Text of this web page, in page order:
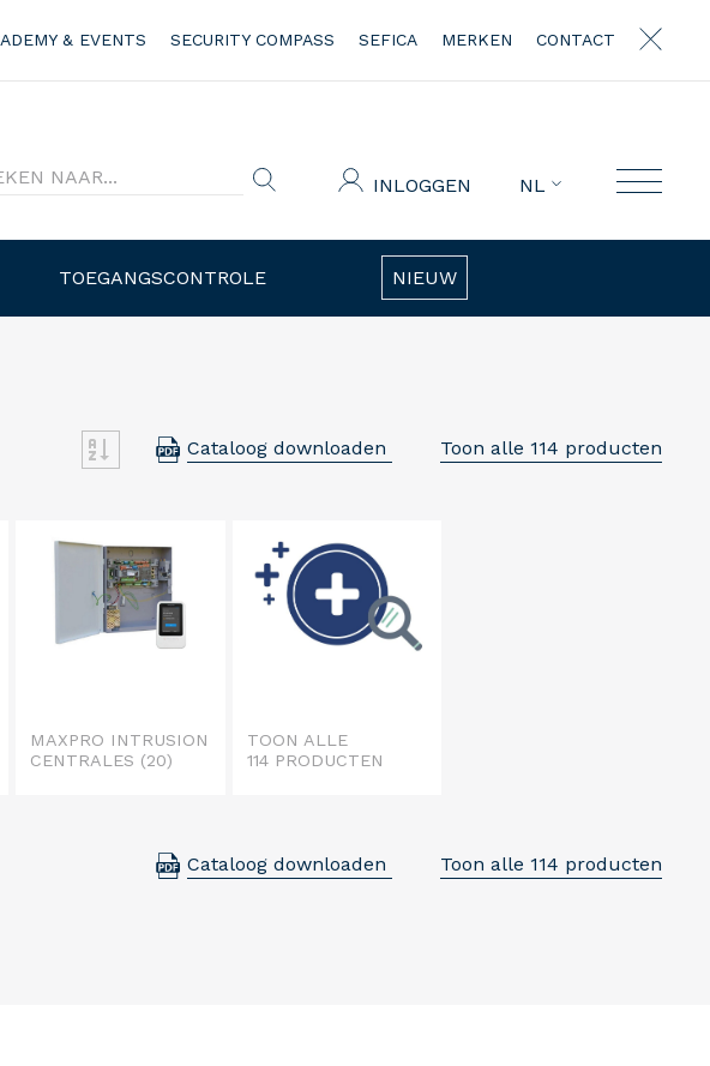
& EVENTS SECURITY COMPASS SEFICA MERKEN CONTACT
INLOGGEN NL
TOEGANGSCONTROLE NIEUW
Cataloog downloaden Toon alle 114 producten
MAXPRO INTRUSION
CENTRALES (20)
TOON ALLE
114 PRODUCTEN
Cataloog downloaden Toon alle 114 producten